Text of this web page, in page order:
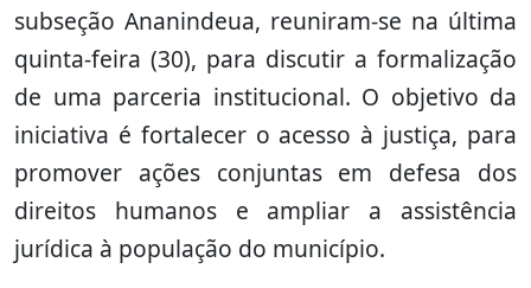
subseção Ananindeua, reuniram-se na última
quinta-feira (30), para discutir a formalização
de uma parceria institucional. O objetivo da
iniciativa é fortalecer o acesso à justiça, para
promover ações conjuntas em defesa dos
direitos humanos e ampliar a assistência
jurídica à população do município.